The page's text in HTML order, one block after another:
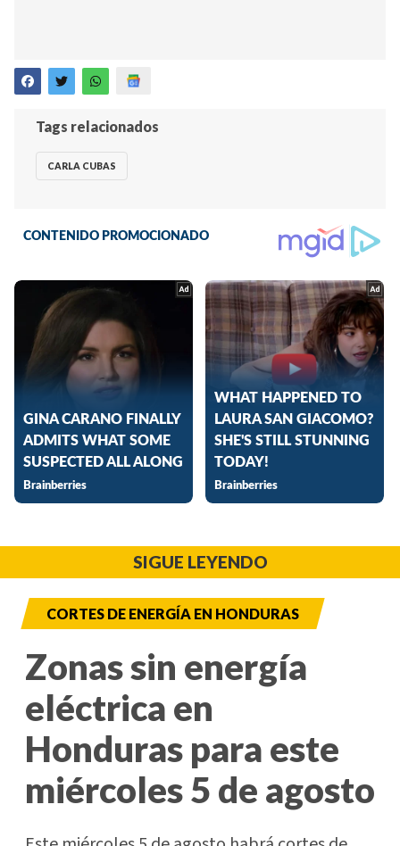
Tags relacionados
CARLA CUBAS
SIGUE LEYENDO
CORTES DE ENERGÍA EN HONDURAS
Zonas sin energía
eléctrica en
Honduras para este
miércoles 5 de agosto